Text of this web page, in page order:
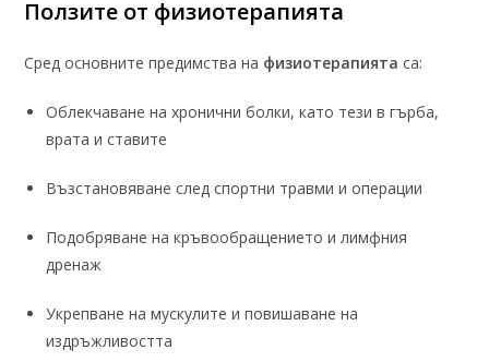
Ползите от физиотерапията
Сред основните предимства на физиотерапията са:
Облекчаване на хронични болки, като тези в гърба,
врата и ставите
Възстановяване след спортни травми и операции
Подобряване на кръвообращението и лимфния
дренаж
Укрепване на мускулите и повишаване на
издръжливостта